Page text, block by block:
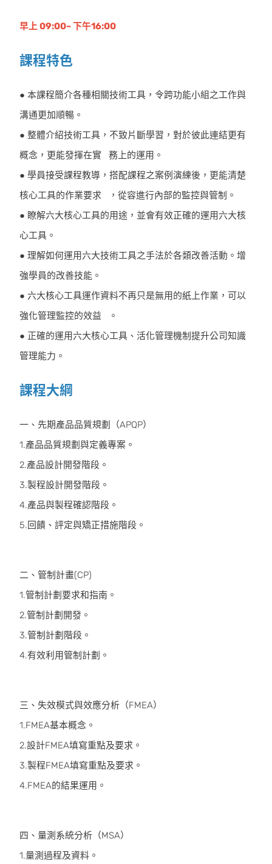
早上 09:00~ 下午16:00
課程特色
● 本課程簡介各種相關技術工具，令跨功能小組之工作與
溝通更加順暢。
● 整體介紹技術工具，不致片斷學習，對於彼此連結更有
概念，更能發揮在實 務上的運用。
● 學員接受課程教導，搭配課程之案例演練後，更能清楚
核心工具的作業要求 ，從容進行內部的監控與管制。
● 瞭解六大核心工具的用途，並會有效正確的運用六大核
心工具。
● 理解如何運用六大技術工具之手法於各類改善活動。增
強學員的改善技能。
● 六大核心工具運作資料不再只是無用的紙上作業，可以
強化管理監控的效益 。
● 正確的運用六大核心工具、活化管理機制提升公司知識
管理能力。
課程大綱
一、先期產品品質規劃（APQP）
1.產品品質規劃與定義專案。
2.產品設計開發階段。
3.製程設計開發階段。
4.產品與製程確認階段。
5.回饋、評定與矯正措施階段。
二、管制計畫(CP)
1.管制計劃要求和指南。
2.管制計劃開發。
3.管制計劃階段。
4.有效利用管制計劃。
三、失效模式與效應分析（FMEA）
1.FMEA基本概念。
2.設計FMEA填寫重點及要求。
3.製程FMEA填寫重點及要求。
4.FMEA的結果運用。
四、量測系統分析（MSA）
1.量測過程及資料。